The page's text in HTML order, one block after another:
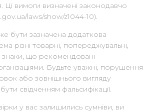
вимоги визначені законодавчо
laws/show/z1044-10).
бути зазначена додаткова
різні товарні, попереджувальні,
знаки, що рекомендовані
Будьте уважні, порушення
або зовнішнього вигляду
свідченням фальсифікації.
у вас залишились сумніви, ви